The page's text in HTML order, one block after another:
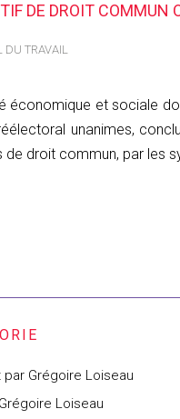
DE DROIT COMMUN
DU TRAVAIL
et sociale
unanimes,
droit commun, par les
Grégoire Loiseau
Loiseau